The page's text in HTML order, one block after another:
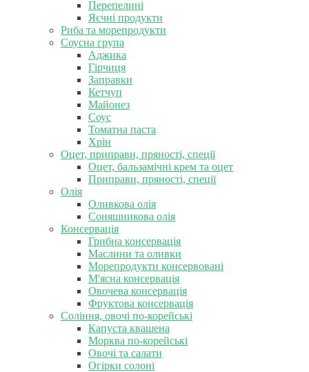
Перепелині
Яєчні продукти
Риба та морепродукти
Соусна група
Аджика
Гірчиця
Заправки
Кетчуп
Майонез
Соус
Томатна паста
Хрін
Оцет, приправи, пряності, спеції
Оцет, бальзамічні крем та оцет
Приправи, пряності, спеції
Олія
Оливкова олія
Соняшникова олія
Консервація
Грибна консервація
Маслини та оливки
Морепродукти консервовані
М'ясна консервація
Овочева консервація
Фруктова консервація
Соління, овочі по-корейські
Капуста квашена
Морква по-корейські
Овочі та салати
Огірки солоні